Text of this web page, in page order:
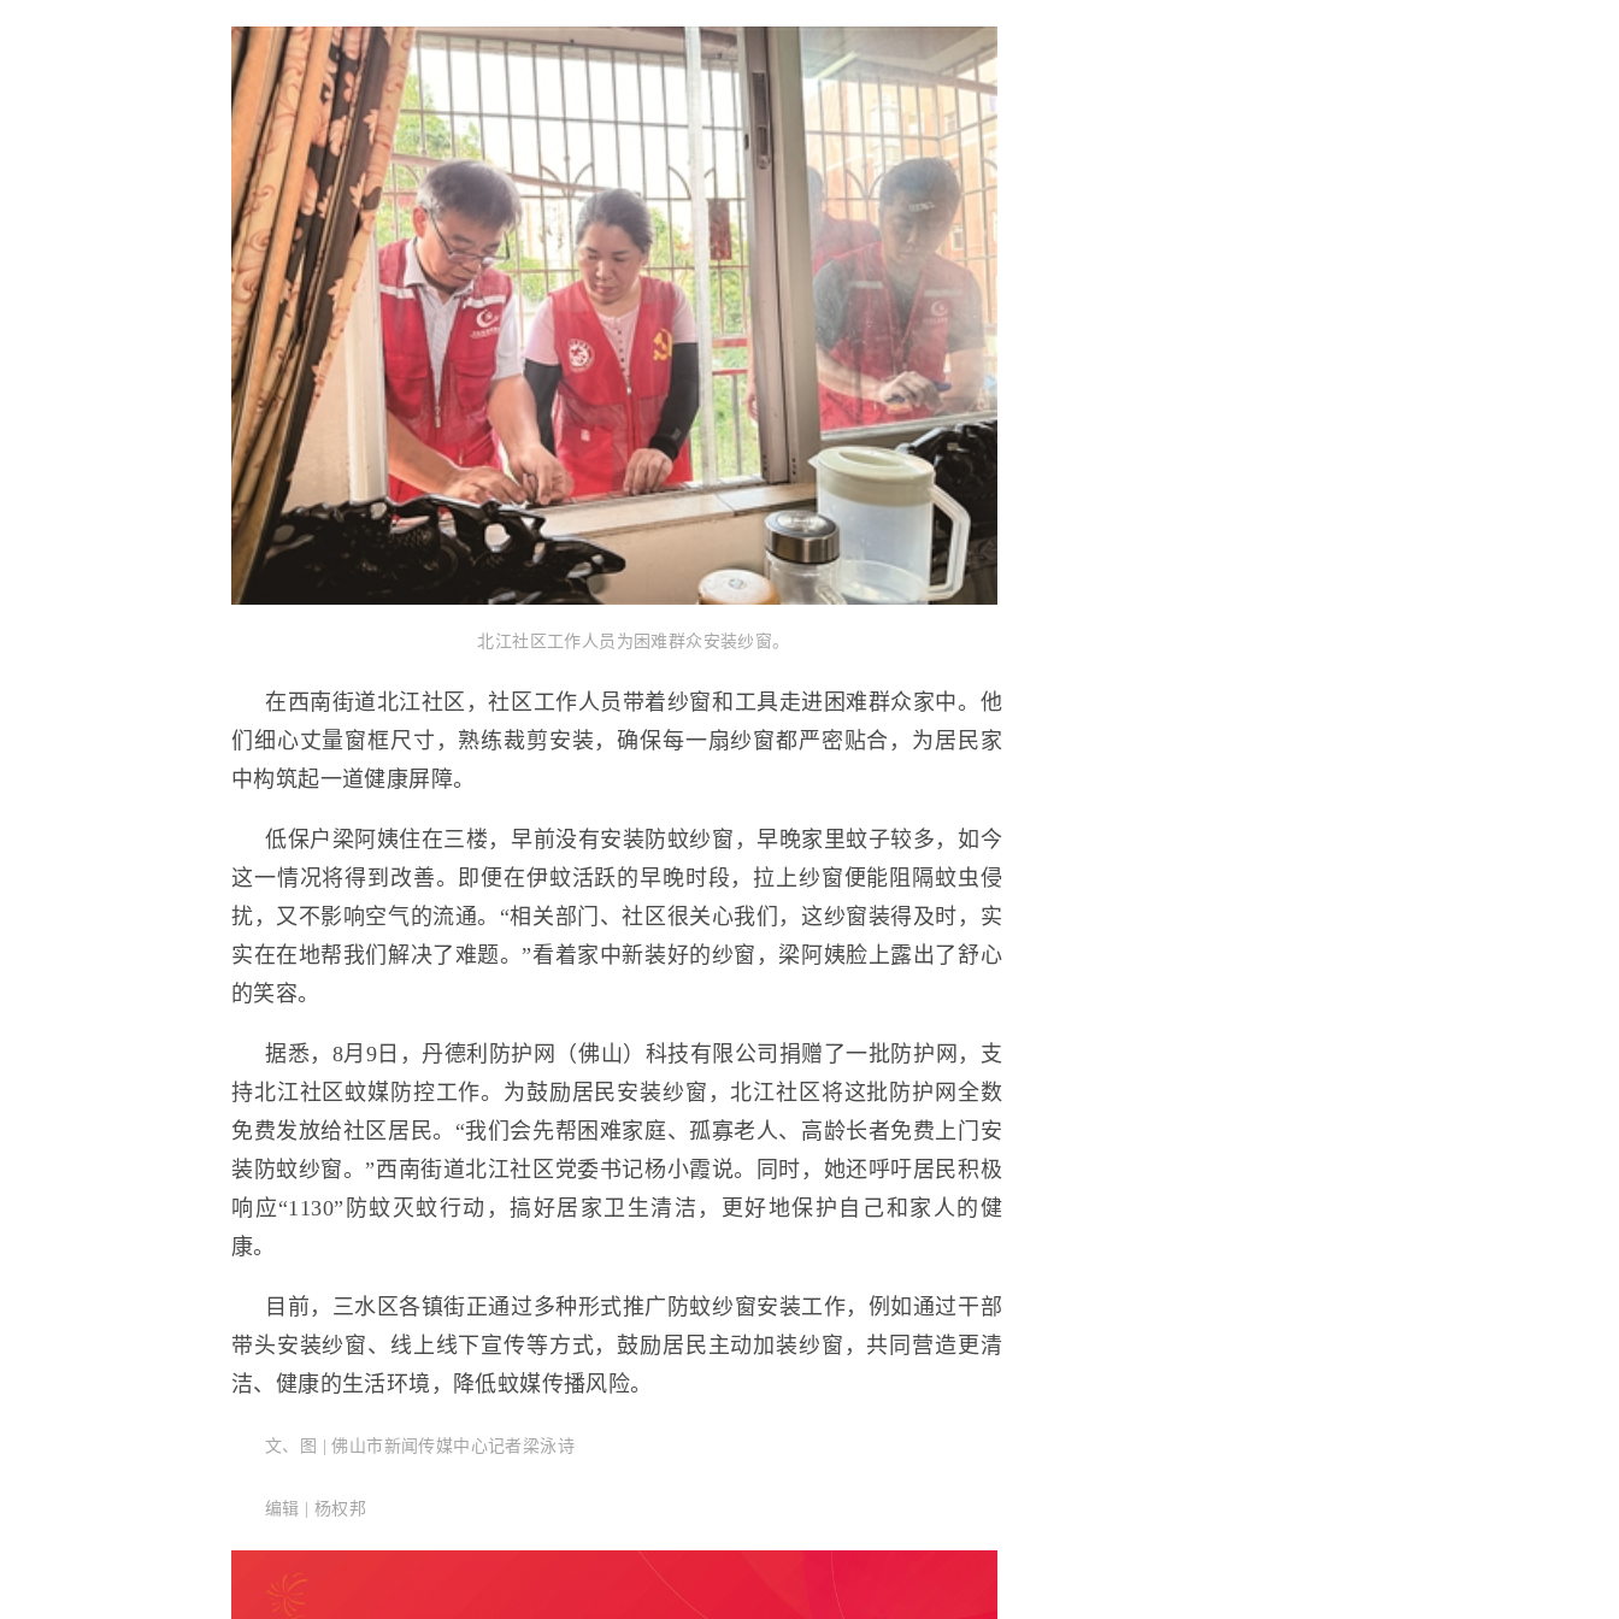
北江社区工作人员为困难群众安装纱窗。
在西南街道北江社区，社区工作人员带着纱窗和工具走进困难群众家中。他
们细心丈量窗框尺寸，熟练裁剪安装，确保每一扇纱窗都严密贴合，为居民家
中构筑起一道健康屏障。
低保户梁阿姨住在三楼，早前没有安装防蚊纱窗，早晚家里蚊子较多，如今
这一情况将得到改善。即便在伊蚊活跃的早晚时段，拉上纱窗便能阻隔蚊虫侵
扰，又不影响空气的流通。“相关部门、社区很关心我们，这纱窗装得及时，实
实在在地帮我们解决了难题。”看着家中新装好的纱窗，梁阿姨脸上露出了舒心
的笑容。
据悉，8月9日，丹德利防护网（佛山）科技有限公司捐赠了一批防护网，支
持北江社区蚊媒防控工作。为鼓励居民安装纱窗，北江社区将这批防护网全数
免费发放给社区居民。“我们会先帮困难家庭、孤寡老人、高龄长者免费上门安
装防蚊纱窗。”西南街道北江社区党委书记杨小霞说。同时，她还呼吁居民积极
响应“1130”防蚊灭蚊行动，搞好居家卫生清洁，更好地保护自己和家人的健
康。
目前，三水区各镇街正通过多种形式推广防蚊纱窗安装工作，例如通过干部
带头安装纱窗、线上线下宣传等方式，鼓励居民主动加装纱窗，共同营造更清
洁、健康的生活环境，降低蚊媒传播风险。
文、图 | 佛山市新闻传媒中心记者梁泳诗
编辑 | 杨权邦